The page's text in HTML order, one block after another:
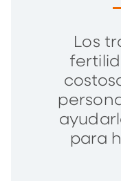
Los
para